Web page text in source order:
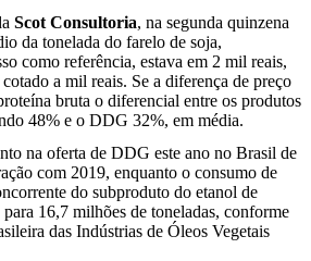
Scot Consultoria, na segunda quinzena
da tonelada do farelo de soja,
como referência, estava em 2 mil reais,
a mil reais. Se a diferença de preço
bruta o diferencial entre os produtos
48% e o DDG 32%, em média.
na oferta de DDG este ano no Brasil de
com 2019, enquanto o consumo de
do subproduto do etanol de
16,7 milhões de toneladas, conforme
das Indústrias de Óleos Vegetais